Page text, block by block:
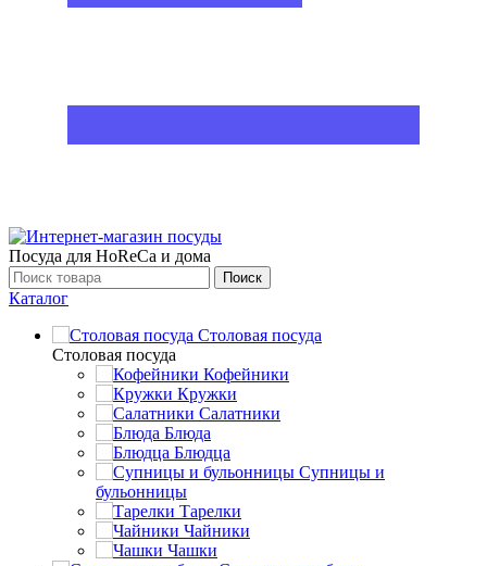
Посуда для HoReCa и дома
Поиск
Каталог
Столовая посуда
Столовая посуда
Кофейники
Кружки
Салатники
Блюда
Блюдца
Супницы и
бульонницы
Тарелки
Чайники
Чашки